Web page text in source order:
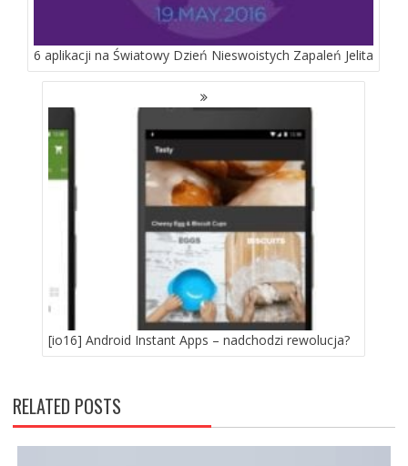
6 aplikacji na Światowy Dzień Nieswoistych Zapaleń Jelita
[io16] Android Instant Apps – nadchodzi rewolucja?
RELATED POSTS